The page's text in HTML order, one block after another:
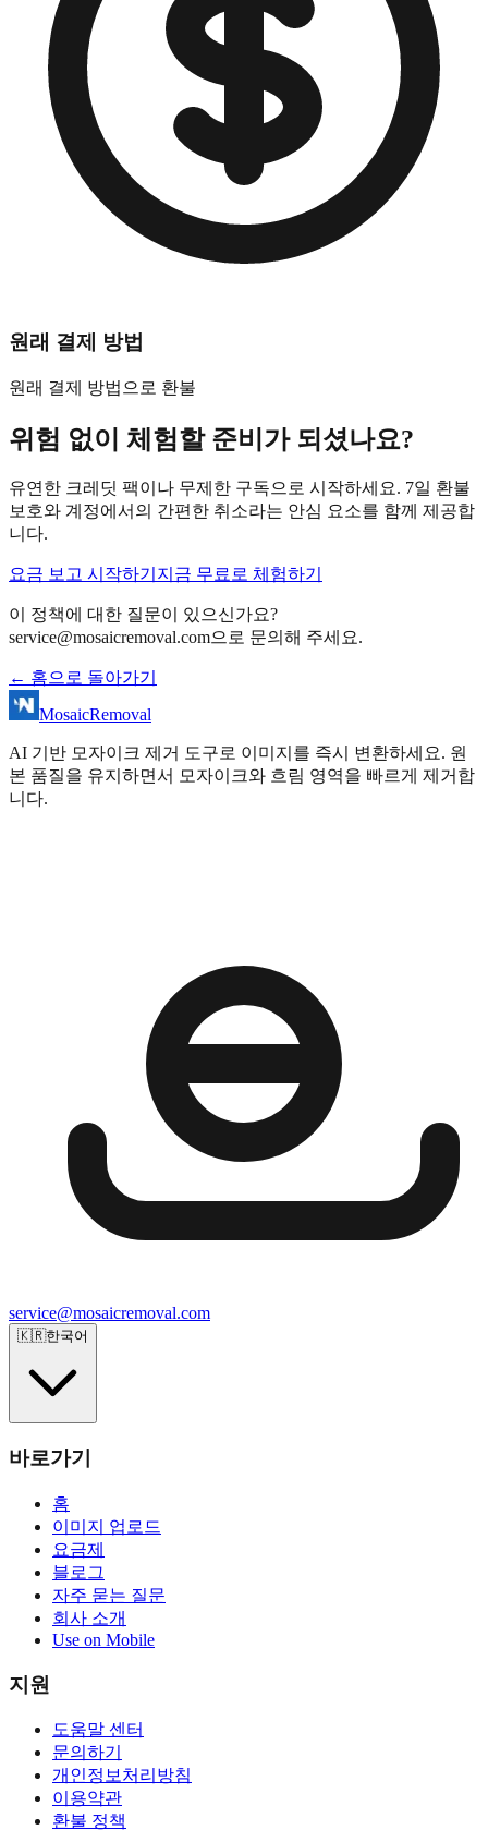
원래 결제 방법
원래 결제 방법으로 환불
위험 없이 체험할 준비가 되셨나요?
유연한 크레딧 팩이나 무제한 구독으로 시작하세요. 7일 환불
보호와 계정에서의 간편한 취소라는 안심 요소를 함께 제공합
니다.
요금 보고 시작하기 지금 무료로 체험하기
이 정책에 대한 질문이 있으신가요?
service@mosaicremoval.com으로 문의해 주세요.
← 홈으로 돌아가기
MosaicRemoval
AI 기반 모자이크 제거 도구로 이미지를 즉시 변환하세요. 원
본 품질을 유지하면서 모자이크와 흐림 영역을 빠르게 제거합
니다.
service@mosaicremoval.com
🇰🇷한국어
바로가기
홈
이미지 업로드
요금제
블로그
자주 묻는 질문
회사 소개
Use on Mobile
지원
도움말 센터
문의하기
개인정보처리방침
이용약관
환불 정책